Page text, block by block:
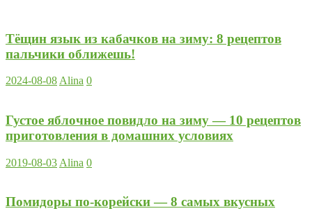
Тёщин язык из кабачков на зиму: 8 рецептов
пальчики оближешь!
2024-08-08 Alina 0
Густое яблочное повидло на зиму — 10 рецептов
приготовления в домашних условиях
2019-08-03 Alina 0
Помидоры по-корейски — 8 самых вкусных